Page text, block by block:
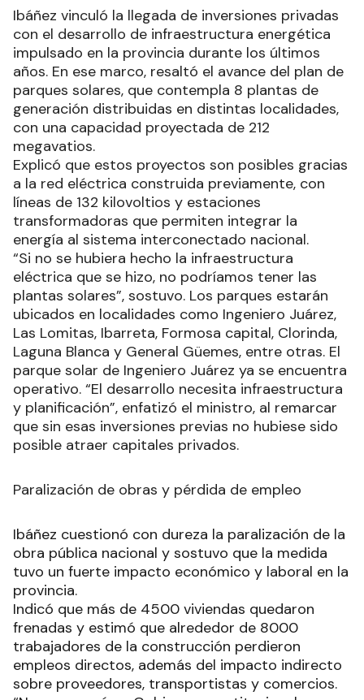
Ibáñez vinculó la llegada de inversiones privadas
con el desarrollo de infraestructura energética
impulsado en la provincia durante los últimos
años. En ese marco, resaltó el avance del plan de
parques solares, que contempla 8 plantas de
generación distribuidas en distintas localidades,
con una capacidad proyectada de 212
megavatios.
Explicó que estos proyectos son posibles gracias
a la red eléctrica construida previamente, con
líneas de 132 kilovoltios y estaciones
transformadoras que permiten integrar la
energía al sistema interconectado nacional.
“Si no se hubiera hecho la infraestructura
eléctrica que se hizo, no podríamos tener las
plantas solares”, sostuvo. Los parques estarán
ubicados en localidades como Ingeniero Juárez,
Las Lomitas, Ibarreta, Formosa capital, Clorinda,
Laguna Blanca y General Güemes, entre otras. El
parque solar de Ingeniero Juárez ya se encuentra
operativo. “El desarrollo necesita infraestructura
y planificación”, enfatizó el ministro, al remarcar
que sin esas inversiones previas no hubiese sido
posible atraer capitales privados.
Paralización de obras y pérdida de empleo
Ibáñez cuestionó con dureza la paralización de la
obra pública nacional y sostuvo que la medida
tuvo un fuerte impacto económico y laboral en la
provincia.
Indicó que más de 4500 viviendas quedaron
frenadas y estimó que alrededor de 8000
trabajadores de la construcción perdieron
empleos directos, además del impacto indirecto
sobre proveedores, transportistas y comercios.